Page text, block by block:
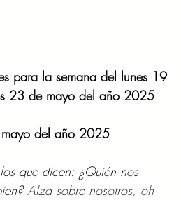
Devocionales Julio 2024
para la semana del lunes 19
23 de mayo del año 2025
mayo del año 2025
que dicen: ¿Quién nos
Alza sobre nosotros, oh